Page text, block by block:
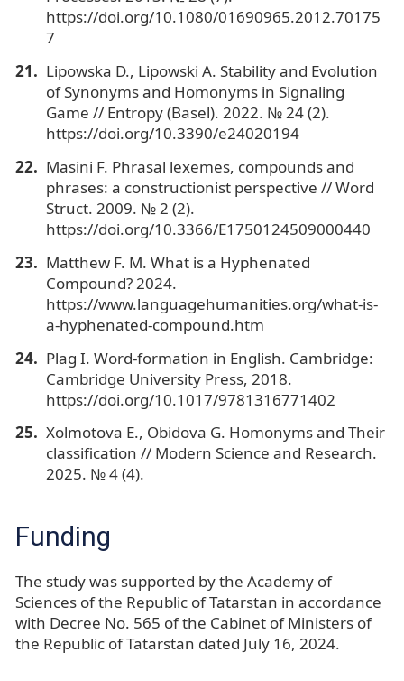
https://doi.org/10.1080/01690965.2012.70175
7
Lipowska D., Lipowski A. Stability and Evolution
of Synonyms and Homonyms in Signaling
Game // Entropy (Basel). 2022. № 24 (2).
https://doi.org/10.3390/e24020194
Masini F. Phrasal lexemes, compounds and
phrases: a constructionist perspective // Word
Struct. 2009. № 2 (2).
https://doi.org/10.3366/E1750124509000440
Matthew F. М. What is a Hyphenated
Compound? 2024.
https://www.languagehumanities.org/what-is-
a-hyphenated-compound.htm
Plag I. Word-formation in English. Cambridge:
Cambridge University Press, 2018.
https://doi.org/10.1017/9781316771402
Xolmotova E., Obidova G. Homonyms and Their
classification // Modern Science and Research.
2025. № 4 (4).
Funding
The study was supported by the Academy of
Sciences of the Republic of Tatarstan in accordance
with Decree No. 565 of the Cabinet of Ministers of
the Republic of Tatarstan dated July 16, 2024.